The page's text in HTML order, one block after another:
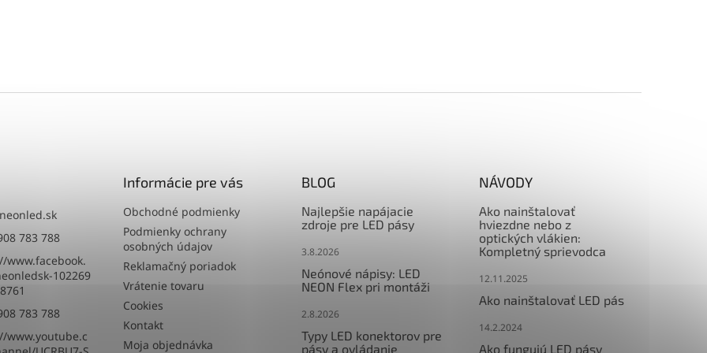
neonled.sk
783 788
www.facebook.
102269
783 788
www.youtube.c
Informácie pre vás
Obchodné podmienky
Podmienky ochrany
osobných údajov
Reklamačný poriadok
Vrátenie tovaru
Cookies
Kontakt
Moja objednávka
BLOG
Najlepšie napájacie
zdroje pre LED pásy
3.8.2026
Neónové nápisy: LED
NEON Flex pri montáži
2.8.2026
Typy LED konektorov pre
pásy a ovládanie
NÁVODY
Ako nainštalovať
hviezdne nebo z
optických vlákien:
Kompletný sprievodca
12.11.2025
Ako nainštalovať LED pás
14.2.2024
Ako fungujú LED pásy